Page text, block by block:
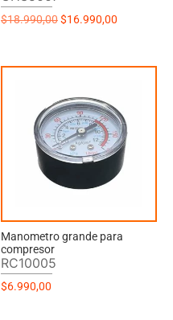
$18.990,00$16.990,00
Manometro grande para
compresor
RC10005
$6.990,00